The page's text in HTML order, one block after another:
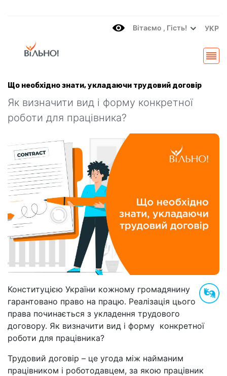
Вітаємo , Гість! УКР
Що необхідно знати, укладаючи трудовий договір
Як визначити вид і форму конкретної
роботи для працівника?
Конституцією України кожному громадянину
гарантовано право на працю. Реалізація цього
права починається з укладення трудового
договору. Як визначити вид і форму конкретної
роботи для працівника?
Трудовий договір – це угода між найманим
працівником і роботодавцем, за якою працівник